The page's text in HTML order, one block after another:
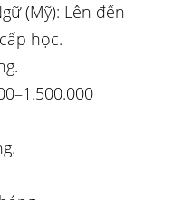
(Mỹ): Lên đến
học.